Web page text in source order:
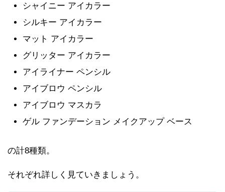
シャイニー アイカラー
シルキー アイカラー
マット アイカラー
グリッター アイカラー
アイライナー ペンシル
アイブロウ ペンシル
アイブロウ マスカラ
ゲル ファンデーション メイクアップ ベース
の計8種類。
それぞれ詳しく見ていきましょう。